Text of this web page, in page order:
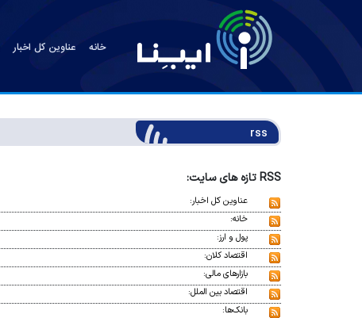
خانه عناوین کل اخبار
rss
RSS تازه های سایت:
عناوین کل اخبار:
خانه:
پول و ارز:
اقتصاد کلان:
بازارهای مالی:
اقتصاد بین الملل:
بانک‌ها: